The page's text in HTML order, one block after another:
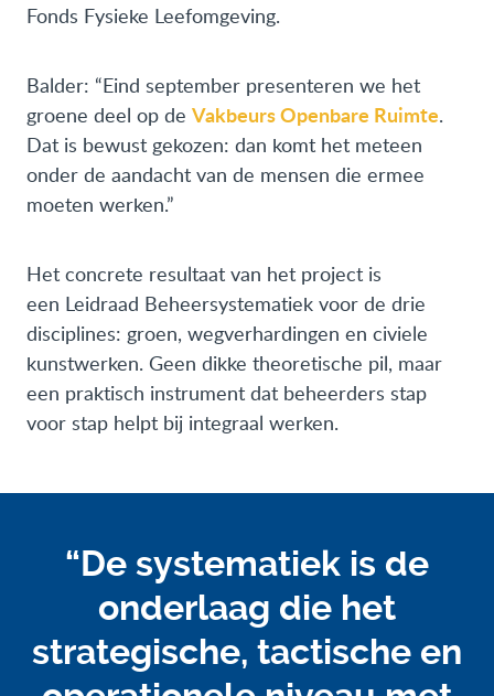
Fonds Fysieke Leefomgeving.
Balder: “Eind september presenteren we het
groene deel op de Vakbeurs Openbare Ruimte.
Dat is bewust gekozen: dan komt het meteen
onder de aandacht van de mensen die ermee
moeten werken.”
Het concrete resultaat van het project is
een Leidraad Beheersystematiek voor de drie
disciplines: groen, wegverhardingen en civiele
kunstwerken. Geen dikke theoretische pil, maar
een praktisch instrument dat beheerders stap
voor stap helpt bij integraal werken.
“De systematiek is de
onderlaag die het
strategische, tactische en